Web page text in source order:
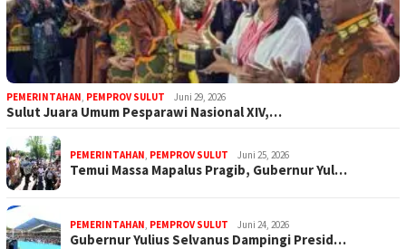
PEMERINTAHAN PEMPROV SULUT Juni 29, 2026
Sulut Juara Umum Pesparawi Nasional XIV,…
PEMERINTAHAN PEMPROV SULUT Juni 25, 2026
Temui Massa Mapalus Pragib, Gubernur Yul…
PEMERINTAHAN PEMPROV SULUT Juni 24, 2026
Gubernur Yulius Selvanus Dampingi Presid…